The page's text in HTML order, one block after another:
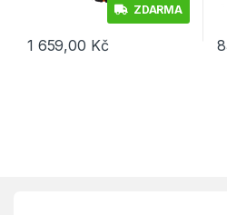
ZDARMA
1 659,00 Kč
Tento produkt má více variant.